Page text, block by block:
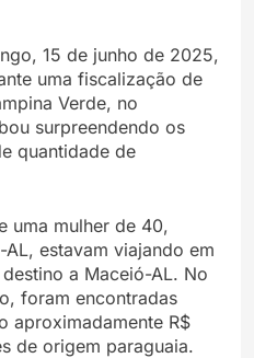
15 de junho de 2025,
uma fiscalização de
Verde, no
surpreendendo os
quantidade de
uma mulher de 40,
estavam viajando em
a Maceió-AL. No
foram encontradas
aproximadamente R$
de origem paraguaia.